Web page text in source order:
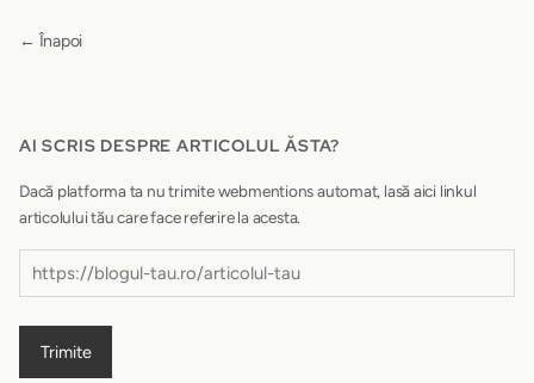
← Înapoi
AI SCRIS DESPRE ARTICOLUL ĂSTA?
Dacă platforma ta nu trimite webmentions automat, lasă aici linkul
articolului tău care face referire la acesta.
Trimite